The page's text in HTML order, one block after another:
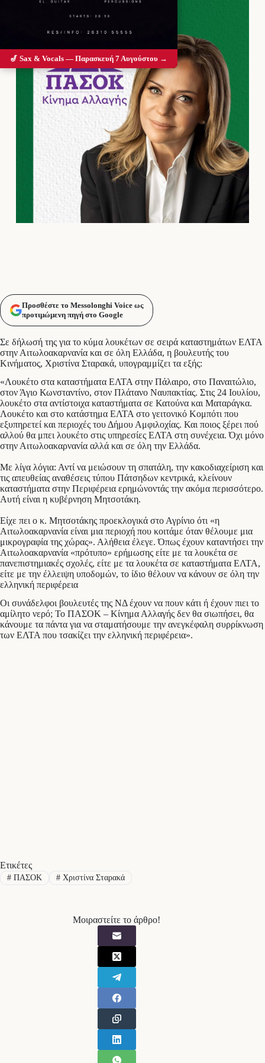
Προσθέστε το Messolonghi Voice ως
προτιμώμενη πηγή στο Google
Σε δήλωσή της για το κύμα λουκέτων σε σειρά καταστημάτων ΕΛΤΑ
στην Αιτωλοακαρνανία και σε όλη Ελλάδα, η βουλευτής του
Κινήματος, Χριστίνα Σταρακά, υπογραμμίζει τα εξής:
«Λουκέτο στα καταστήματα ΕΛΤΑ στην Πάλαιρο, στο Παναιτώλιο,
στον Άγιο Κωνσταντίνο, στον Πλάτανο Ναυπακτίας. Στις 24 Ιουλίου,
λουκέτο στα αντίστοιχα καταστήματα σε Κατούνα και Ματαράγκα.
Λουκέτο και στο κατάστημα ΕΛΤΑ στο γειτονικό Κομπότι που
εξυπηρετεί και περιοχές του Δήμου Αμφιλοχίας. Και ποιος ξέρει πού
αλλού θα μπει λουκέτο στις υπηρεσίες ΕΛΤΑ στη συνέχεια. Όχι μόνο
στην Αιτωλοακαρνανία αλλά και σε όλη την Ελλάδα.
Με λίγα λόγια: Αντί να μειώσουν τη σπατάλη, την κακοδιαχείριση και
τις απευθείας αναθέσεις τύπου Πάτσηδων κεντρικά, κλείνουν
καταστήματα στην Περιφέρεια ερημώνοντάς την ακόμα περισσότερο.
Αυτή είναι η κυβέρνηση Μητσοτάκη.
Είχε πει ο κ. Μητσοτάκης προεκλογικά στο Αγρίνιο ότι «η
Αιτωλοακαρνανία είναι μια περιοχή που κοιτάμε όταν θέλουμε μια
μικρογραφία της χώρας». Αλήθεια έλεγε. Όπως έχουν καταντήσει την
Αιτωλοακαρνανία «πρότυπο» ερήμωσης είτε με τα λουκέτα σε
πανεπιστημιακές σχολές, είτε με τα λουκέτα σε καταστήματα ΕΛΤΑ,
είτε με την έλλειψη υποδομών, το ίδιο θέλουν να κάνουν σε όλη την
ελληνική περιφέρεια
Οι συνάδελφοι βουλευτές της ΝΔ έχουν να πουν κάτι ή έχουν πιει το
αμίλητο νερό; Το ΠΑΣΟΚ – Κίνημα Αλλαγής δεν θα σιωπήσει, θα
κάνουμε τα πάντα για να σταματήσουμε την ανεγκέφαλη συρρίκνωση
των ΕΛΤΑ που τσακίζει την ελληνική περιφέρεια».
Ετικέτες
#ΠΑΣΟΚ #Χριστίνα Σταρακά
Μοιραστείτε το άρθρο!
🎷 Sax & Vocals — Παρασκευή 7 Αυγούστου →